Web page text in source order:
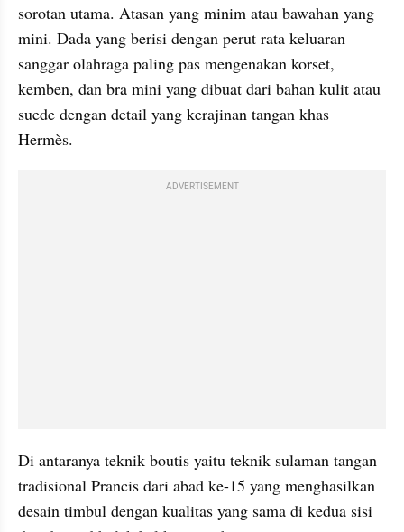
sorotan utama. Atasan yang minim atau bawahan yang
mini. Dada yang berisi dengan perut rata keluaran
sanggar olahraga paling pas mengenakan korset,
kemben, dan bra mini yang dibuat dari bahan kulit atau
suede dengan detail yang kerajinan tangan khas
Hermès.
ADVERTISEMENT
Di antaranya teknik boutis yaitu teknik sulaman tangan
tradisional Prancis dari abad ke-15 yang menghasilkan
desain timbul dengan kualitas yang sama di kedua sisi